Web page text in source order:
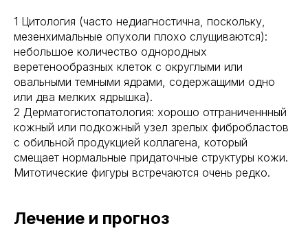
1 Цитология (часто недиагностична, поскольку,
мезенхимальные опухоли плохо слущиваются):
небольшое количество однородных
веретенообразных клеток с округлыми или
овальными темными ядрами, содержащими одно
или два мелких ядрышка).
2 Дерматогистопатология: хорошо отграниченнный
кожный или подкожный узел зрелых фибробластов
с обильной продукцией коллагена, который
смещает нормальные придаточные структуры кожи.
Митотические фигуры встречаются очень редко.
Лечение и прогноз